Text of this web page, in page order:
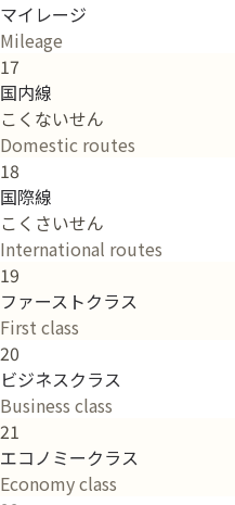
マイレージ
Mileage
17
国内線
こくないせん
Domestic routes
18
国際線
こくさいせん
International routes
19
ファーストクラス
First class
20
ビジネスクラス
Business class
21
エコノミークラス
Economy class